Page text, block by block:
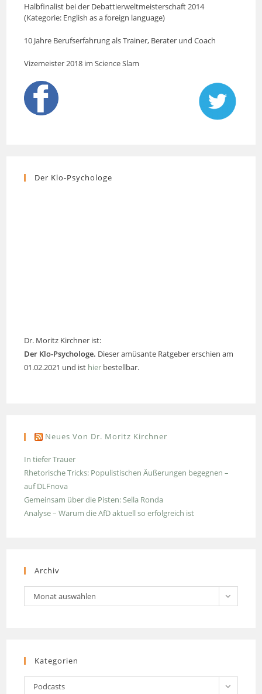
Halbfinalist bei der Debattierweltmeisterschaft 2014
(Kategorie: English as a foreign language)
10 Jahre Berufserfahrung als Trainer, Berater und Coach
Vizemeister 2018 im Science Slam
Der Klo-Psychologe
Dr. Moritz Kirchner ist:
Der Klo-Psychologe. Dieser amüsante Ratgeber erschien am
01.02.2021 und ist hier bestellbar.
Neues Von Dr. Moritz Kirchner
In tiefer Trauer
Rhetorische Tricks: Populistischen Äußerungen begegnen –
auf DLFnova
Gemeinsam über die Pisten: Sella Ronda
Analyse – Warum die AfD aktuell so erfolgreich ist
Archiv
Archiv
Monat auswählen
Kategorien
Kategorien
Podcasts